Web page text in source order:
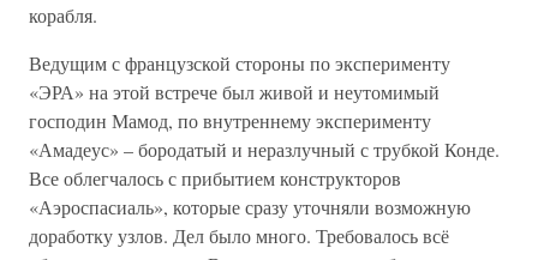
корабля.
Ведущим с французской стороны по эксперименту
«ЭРА» на этой встрече был живой и неутомимый
господин Мамод, по внутреннему эксперименту
«Амадеус» – бородатый и неразлучный с трубкой Конде.
Все облегчалось с прибытием конструкторов
«Аэроспасиаль», которые сразу уточняли возможную
доработку узлов. Дел было много. Требовалось всё